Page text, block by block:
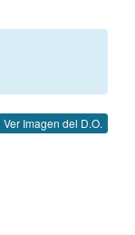
Ver Imagen del D.O.